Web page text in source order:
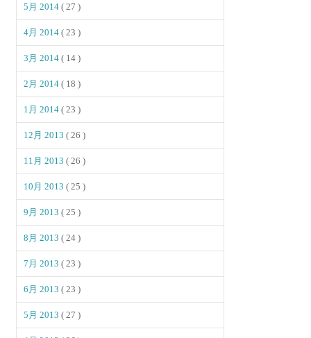
5月 2014( 27 )
4月 2014( 23 )
3月 2014( 14 )
2月 2014( 18 )
1月 2014( 23 )
12月 2013( 26 )
11月 2013( 26 )
10月 2013( 25 )
9月 2013( 25 )
8月 2013( 24 )
7月 2013( 23 )
6月 2013( 23 )
5月 2013( 27 )